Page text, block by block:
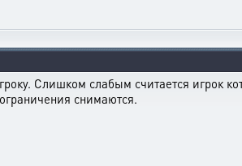
Слишком слабым считается игрок
снимаются.